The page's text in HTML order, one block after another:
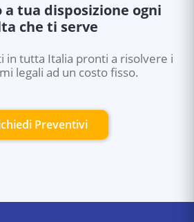
a tua disposizione ogni
che ti serve
in tutta Italia pronti a risolvere i
legali ad un costo fisso.
Preventivi